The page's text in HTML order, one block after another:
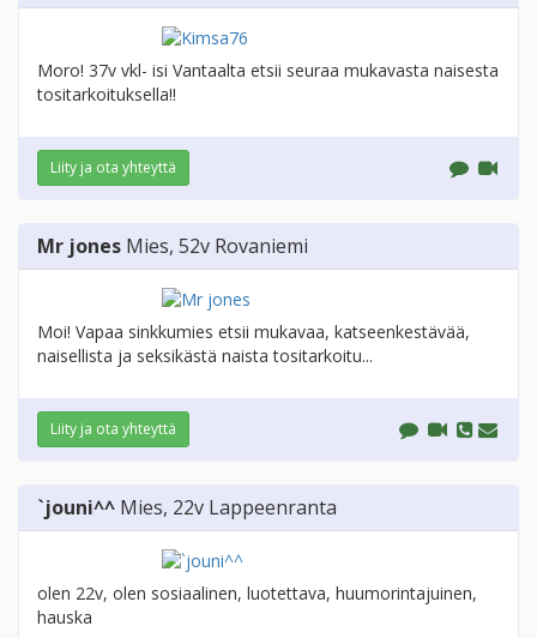
Moro! 37v vkl- isi Vantaalta etsii seuraa mukavasta naisesta
tositarkoituksella!!
Liity ja ota yhteyttä
Mr jones Mies, 52v Rovaniemi
Moi! Vapaa sinkkumies etsii mukavaa, katseenkestävää,
naisellista ja seksikästä naista tositarkoitu...
Liity ja ota yhteyttä
`jouni^^ Mies, 22v Lappeenranta
olen 22v, olen sosiaalinen, luotettava, huumorintajuinen,
hauska